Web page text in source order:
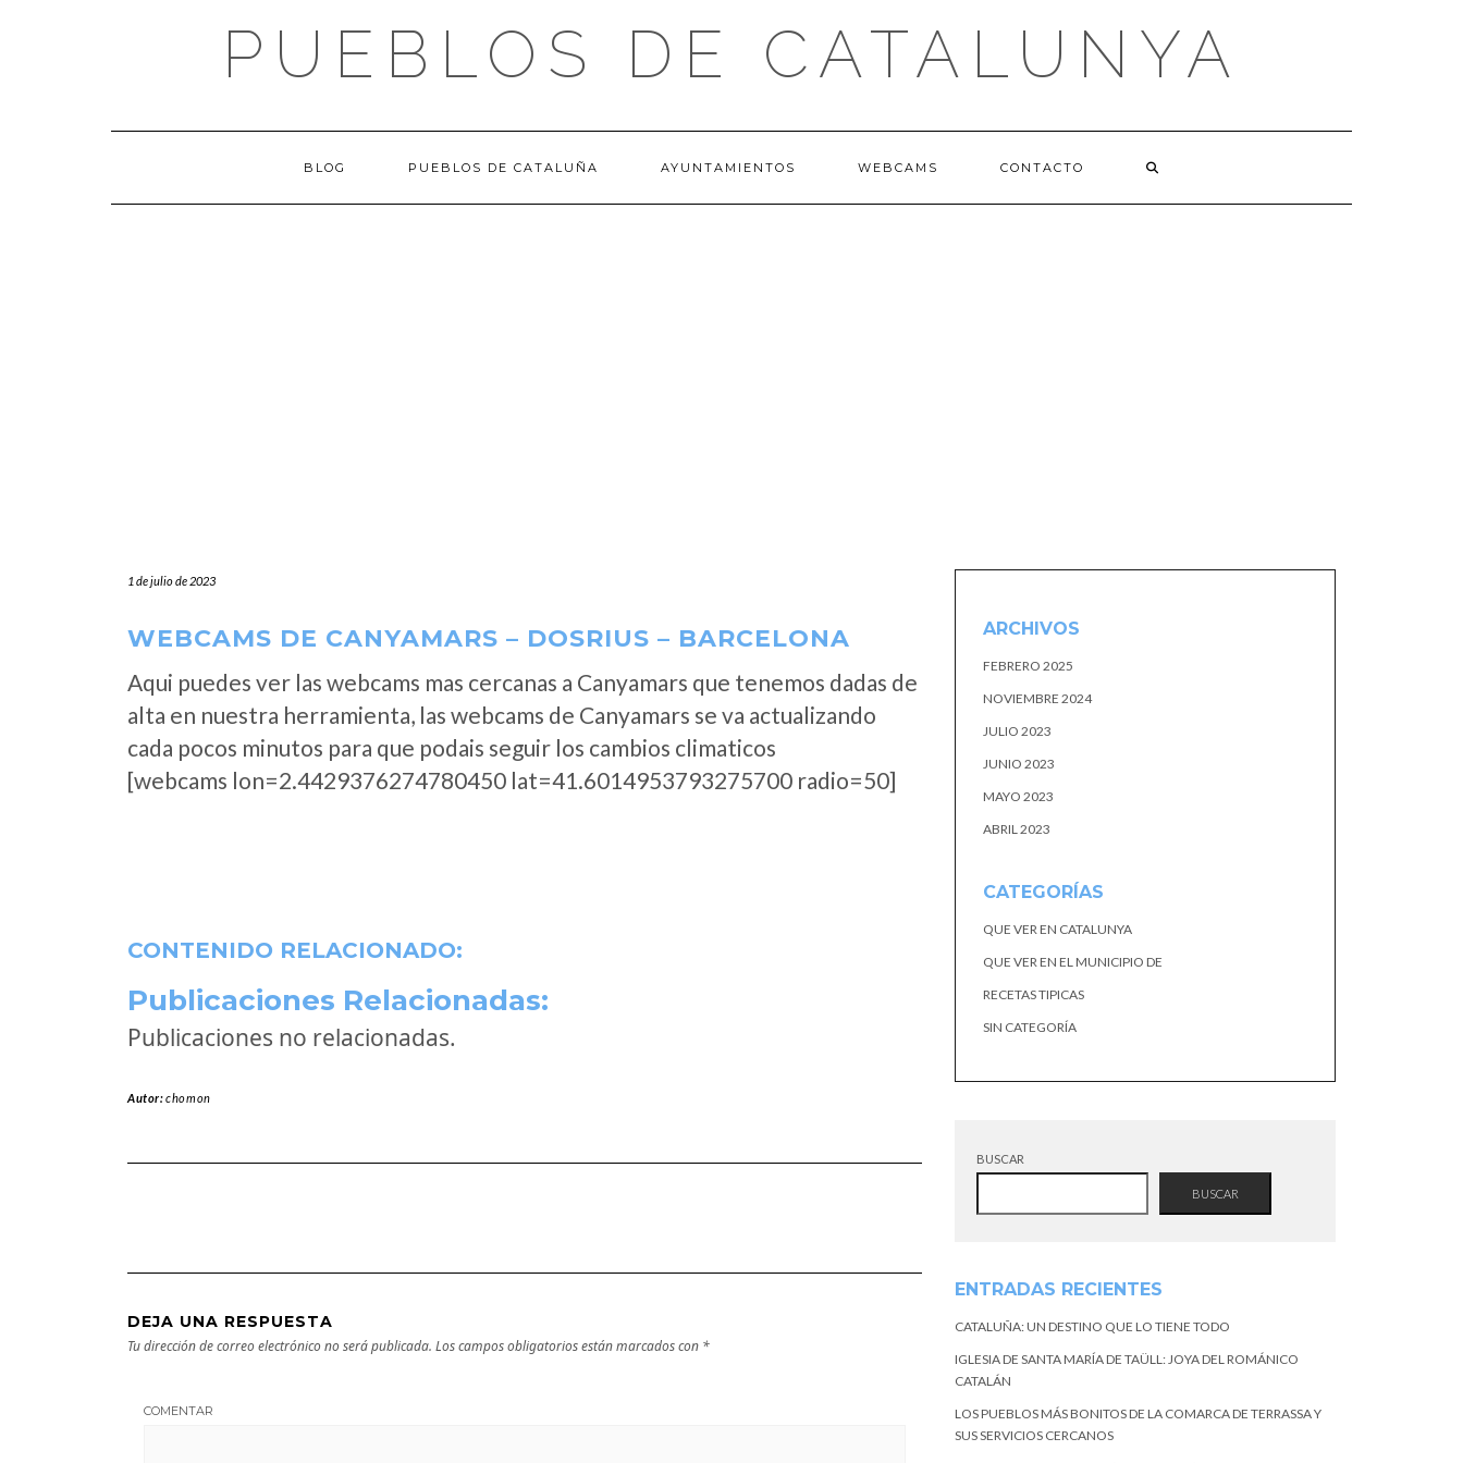
PUEBLOS DE CATALUNYA
BLOG PUEBLOS DE CATALUÑA AYUNTAMIENTOS WEBCAMS CONTACTO
1 de julio de 2023
WEBCAMS DE CANYAMARS – DOSRIUS – BARCELONA
Aqui puedes ver las webcams mas cercanas a Canyamars que tenemos dadas de
alta en nuestra herramienta, las webcams de Canyamars se va actualizando
cada pocos minutos para que podais seguir los cambios climaticos
[webcams lon=2.4429376274780450 lat=41.6014953793275700 radio=50]
CONTENIDO RELACIONADO:
Publicaciones Relacionadas:
Publicaciones no relacionadas.
Autor:chomon
DEJA UNA RESPUESTA
Tu dirección de correo electrónico no será publicada. Los campos obligatorios están marcados con *
COMENTAR
ARCHIVOS
FEBRERO 2025
NOVIEMBRE 2024
JULIO 2023
JUNIO 2023
MAYO 2023
ABRIL 2023
CATEGORÍAS
QUE VER EN CATALUNYA
QUE VER EN EL MUNICIPIO DE
RECETAS TIPICAS
SIN CATEGORÍA
BUSCAR
BUSCAR
ENTRADAS RECIENTES
CATALUÑA: UN DESTINO QUE LO TIENE TODO
IGLESIA DE SANTA MARÍA DE TAÜLL: JOYA DEL ROMÁNICO
CATALÁN
LOS PUEBLOS MÁS BONITOS DE LA COMARCA DE TERRASSA Y
SUS SERVICIOS CERCANOS